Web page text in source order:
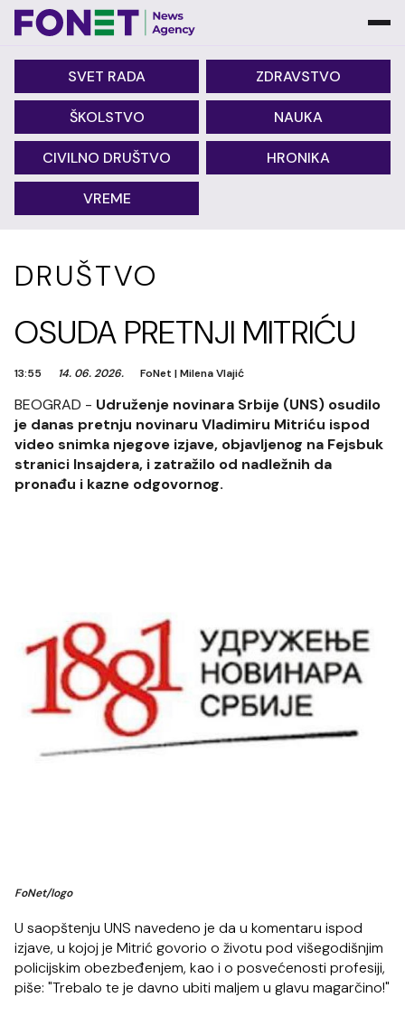
SVET RADA ZDRAVSTVO
ŠKOLSTVO NAUKA
CIVILNO DRUŠTVO HRONIKA
VREME
DRUŠTVO
OSUDA PRETNJI MITRIĆU
13:55 14. 06. 2026. FoNet |Milena Vlajić
BEOGRAD - Udruženje novinara Srbije (UNS) osudilo
je danas pretnju novinaru Vladimiru Mitriću ispod
video snimka njegove izjave, objavljenog na Fejsbuk
stranici Insajdera, i zatražilo od nadležnih da
pronađu i kazne odgovornog.
FoNet/logo
U saopštenju UNS navedeno je da u komentaru ispod
izjave, u kojoj je Mitrić govorio o životu pod višegodišnjim
policijskim obezbeđenjem, kao i o posvećenosti profesiji,
piše: "Trebalo te je davno ubiti maljem u glavu magarčino!"